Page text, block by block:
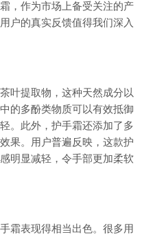
，作为市场上备受关注的产
户的真实反馈值得我们深入
叶提取物，这种天然成分以
的多酚类物质可以有效抵御
。此外，护手霜还添加了多
果。用户普遍反映，这款护
明显减轻，令手部更加柔软
霜表现得相当出色。很多用